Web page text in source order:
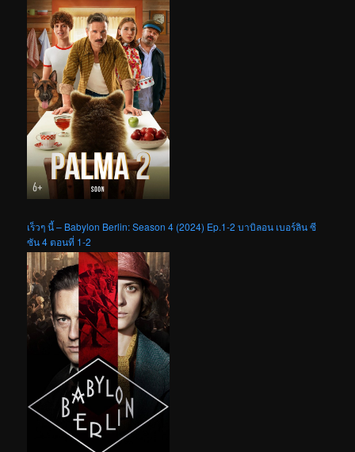
เร็วๆ นี้ – Babylon Berlin: Season 4 (2024) Ep.1-2 บาบิลอน เบอร์ลิน ซี
ซัน 4 ตอนที่ 1-2